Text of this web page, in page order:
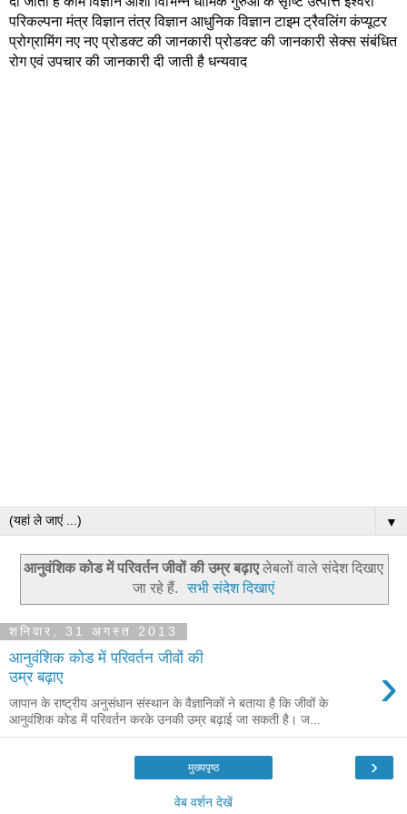
परिकल्पना मंत्र विज्ञान तंत्र विज्ञान आधुनिक विज्ञान टाइम ट्रैवलिंग कंप्यूटर
प्रोग्रामिंग नए नए प्रोडक्ट की जानकारी प्रोडक्ट की जानकारी सेक्स संबंधित
रोग एवं उपचार की जानकारी दी जाती है धन्यवाद
▼
आनुवंशिक कोड में परिवर्तन जीवों की उम्र बढ़ाएलेबलों वाले संदेश दिखाए
जा रहे हैं.
सभी संदेश दिखाएं
शनिवार, 31 अगस्त 2013
आनुवंशिक कोड में परिवर्तन जीवों की
उम्र बढ़ाए
›
जापान के राष्ट्रीय अनुसंधान संस्थान के वैज्ञानिकों ने बताया है कि जीवों के
आनुवंशिक कोड में परिवर्तन करके उनकी उम्र बढ़ाई जा सकती है। ज...
›
मुख्यपृष्ठ
वेब वर्शन देखें